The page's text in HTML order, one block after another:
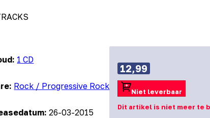
1 CD
Rock / Progressive Rock
26-03-2015
12,99
Niet leverbaar
Dit artikel is niet meer te